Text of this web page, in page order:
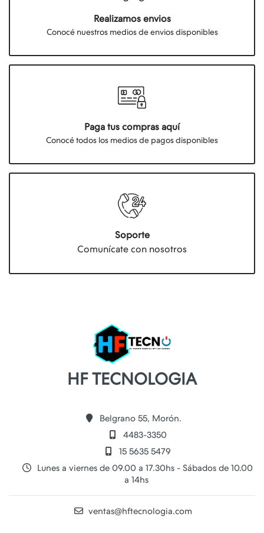
Realizamos envios
Conocé nuestros medios de envios disponibles
Paga tus compras aquí
Conocé todos los medios de pagos disponibles
Soporte
Comunícate con nosotros
HF TECNOLOGIA
Belgrano 55, Morón.
4483-3350
15 5635 5479
Lunes a viernes de 09.00 a 17.30hs - Sábados de 10.00
a 14hs
ventas@hftecnologia.com